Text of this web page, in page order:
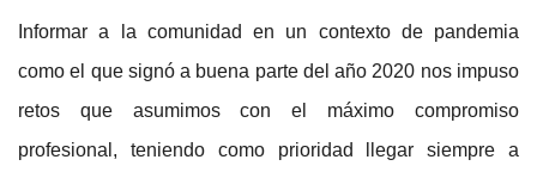
Informar a la comunidad en un contexto de pandemia
como el que signó a buena parte del año 2020 nos impuso
retos que asumimos con el máximo compromiso
profesional, teniendo como prioridad llegar siempre a